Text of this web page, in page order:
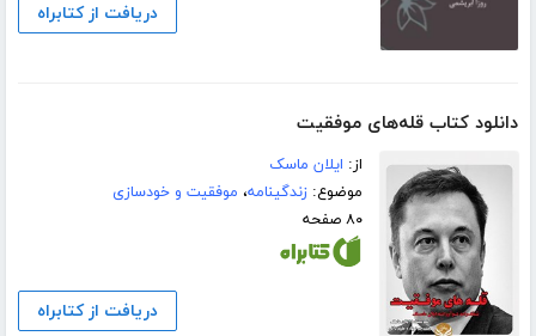
دریافت از کتابراه
دانلود کتاب قله‌های موفقیت
از: ایلان ماسک
موضوع:زندگینامه، موفقیت و خودسازی
۸۰ صفحه
دریافت از کتابراه